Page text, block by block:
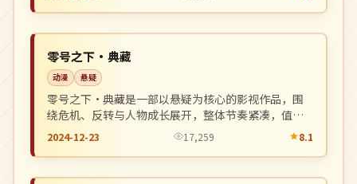
英国
零号之下·典藏
动漫 悬疑
零号之下·典藏是一部以悬疑为核心的影视作品，围
绕危机、反转与人物成长展开，整体节奏紧凑，值得
推荐观看。
2024-12-23 17,259 8.1